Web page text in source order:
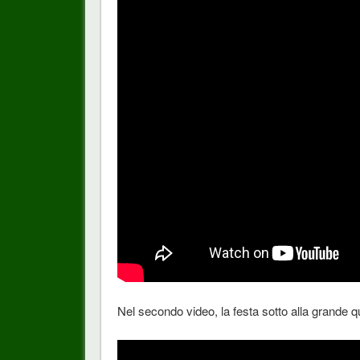
Nel secondo video, la festa sotto alla grande